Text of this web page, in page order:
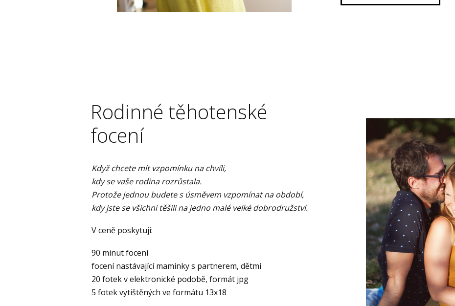
Rodinné těhotenské
focení
Když chcete mít vzpomínku na chvíli,
kdy se vaše rodina rozrůstala.
Protože jednou budete s úsměvem vzpomínat na období,
kdy jste se všichni těšili na jedno malé velké dobrodružství.
V ceně poskytuji:
90 minut focení
focení nastávající maminky s partnerem, dětmi
20 fotek v elektronické podobě, formát jpg
5 fotek vytištěných ve formátu 13x18